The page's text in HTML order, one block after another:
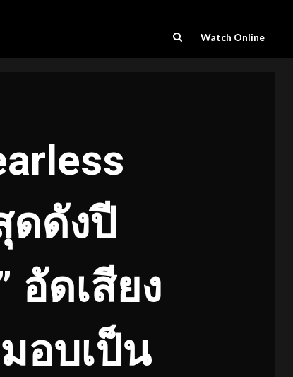
Watch Online
ดดังปี
อัดเสียง
อบเป็น